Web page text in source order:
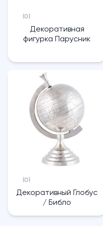
(0)
Декоративная
фигурка Парусник
(0)
Декоративный Глобус
/ Библо